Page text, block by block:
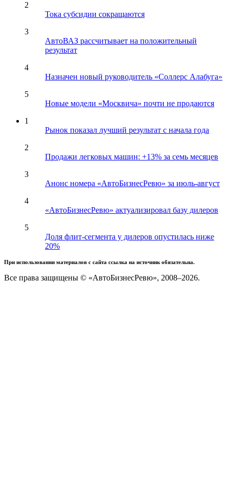
2
Тока субсидии сокращаются
3
АвтоВАЗ рассчитывает на положительный
результат
4
Назначен новый руководитель «Соллерс Алабуга»
5
Новые модели «Москвича» почти не продаются
1
Рынок показал лучший результат с начала года
2
Продажи легковых машин: +13% за семь месяцев
3
Анонс номера «АвтоБизнесРевю» за июль-август
4
«АвтоБизнесРевю» актуализировал базу дилеров
5
Доля флит-сегмента у дилеров опустилась ниже
20%
При использовании материалов с сайта ссылка на источник обязательна.
Все права защищены © «АвтоБизнесРевю», 2008–2026.